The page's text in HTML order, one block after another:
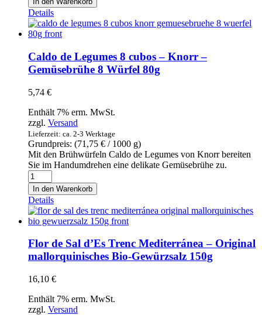
-
salvida
-
portugiesisches
Meersalz
1kg
Menge
Details
Caldo de Legumes 8 cubos – Knorr –
Gemüsebrühe 8 Würfel 80g
5,74 €
Enthält 7% erm. MwSt.
zzgl. Versand
Lieferzeit: ca. 2-3 Werktage
Grundpreis: (71,75 € / 1000 g)
Mit den Brühwürfeln Caldo de Legumes von Knorr bereiten
Sie im Handumdrehen eine delikate Gemüsebrühe zu.
Caldo
de
Legumes
8
cubos
-
Knorr
-
Gemüsebrühe
Würfel
Menge
In den Warenkorb
Details
Flor de Sal d’Es Trenc Mediterránea – Original
mallorquinisches Bio-Gewürzsalz 150g
16,10 €
Enthält 7% erm. MwSt.
zzgl. Versand